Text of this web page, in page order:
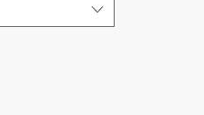
pièces